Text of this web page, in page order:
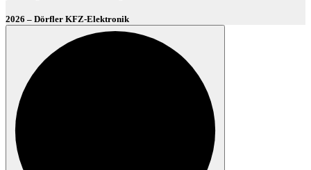
2026 – Dörfler KFZ-Elektronik